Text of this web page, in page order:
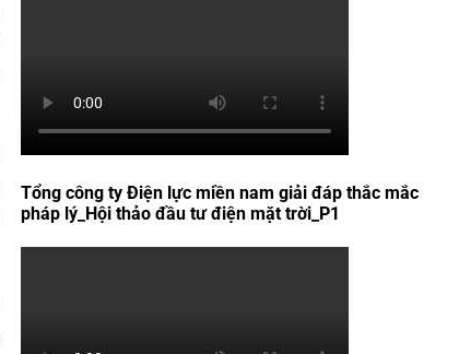
Tổng công ty Điện lực miền nam giải đáp thắc mắc
pháp lý_Hội thảo đầu tư điện mặt trời_P1